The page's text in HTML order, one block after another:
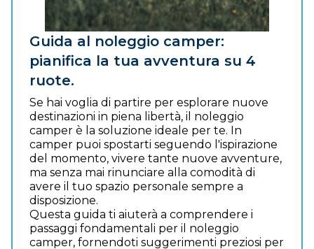
Guida al noleggio camper:
pianifica la tua avventura su 4
ruote.
Se hai voglia di partire per esplorare nuove
destinazioni in piena libertà, il noleggio
camper è la soluzione ideale per te. In
camper puoi spostarti seguendo l'ispirazione
del momento, vivere tante nuove avventure,
ma senza mai rinunciare alla comodità di
avere il tuo spazio personale sempre a
disposizione.
Questa guida ti aiuterà a comprendere i
passaggi fondamentali per il noleggio
camper, fornendoti suggerimenti preziosi per